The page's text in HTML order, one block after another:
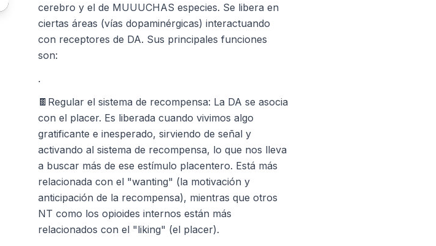
cerebro y el de MUUUCHAS especies. Se libera en
ciertas áreas (vías dopaminérgicas) interactuando
con receptores de DA. Sus principales funciones
son:
.
🍫Regular el sistema de recompensa: La DA se asocia
con el placer. Es liberada cuando vivimos algo
gratificante e inesperado, sirviendo de señal y
activando al sistema de recompensa, lo que nos lleva
a buscar más de ese estímulo placentero. Está más
relacionada con el "wanting" (la motivación y
anticipación de la recompensa), mientras que otros
NT como los opioides internos están más
relacionados con el "liking" (el placer).